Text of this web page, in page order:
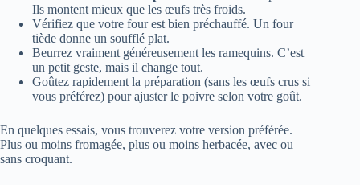
Ils montent mieux que les œufs très froids.
Vérifiez que votre four est bien préchauffé. Un four
tiède donne un soufflé plat.
Beurrez vraiment généreusement les ramequins. C’est
un petit geste, mais il change tout.
Goûtez rapidement la préparation (sans les œufs crus si
vous préférez) pour ajuster le poivre selon votre goût.
En quelques essais, vous trouverez votre version préférée.
Plus ou moins fromagée, plus ou moins herbacée, avec ou
sans croquant.